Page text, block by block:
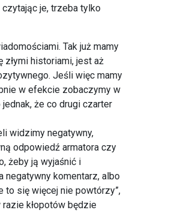
je, trzeba tylko
Tak już mamy
złymi historiami, jest aż
Jeśli więc mamy
w efekcie zobaczymy w
że co drugi czarter
widzimy negatywny,
odpowiedź armatora czy
żeby ją wyjaśnić i
negatywny komentarz, albo
to się więcej nie powtórzy”,
kłopotów będzie